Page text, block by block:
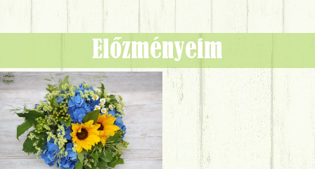
Előzményeim